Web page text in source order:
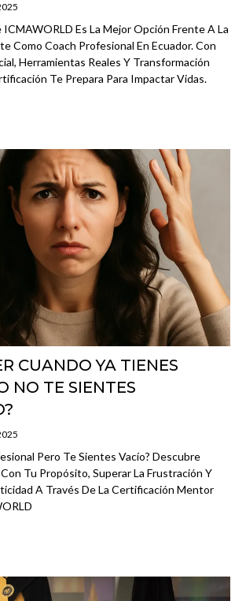
Es La Mejor Opción Frente A La
Como Coach Profesional En Ecuador. Con
Herramientas Reales Y Transformación
Te Prepara Para Impactar Vidas.
CUANDO YA TIENES
NO TE SIENTES
Pero Te Sientes Vacío? Descubre
Tu Propósito, Superar La Frustración Y
A Través De La Certificación Mentor